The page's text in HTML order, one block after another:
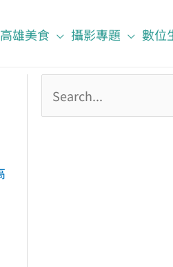
高雄美食 攝影專題 數位